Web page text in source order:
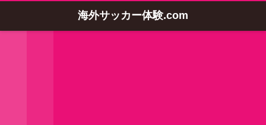
海外サッカー体験.com